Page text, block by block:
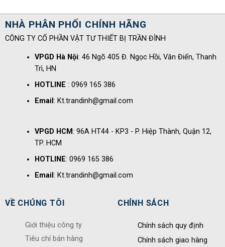
NHÀ PHÂN PHỐI CHÍNH HÃNG
CÔNG TY CỔ PHẦN VẬT TƯ THIẾT BỊ TRẦN ĐÌNH
VPGD Hà Nội: 46 Ngõ 405 Đ. Ngọc Hồi, Văn Điển, Thanh
Trì, HN
HOTLINE : 0969 165 386
Email : Kt.trandinh@gmail.com
VPGD HCM: 96A HT44 - KP3 - P. Hiệp Thành, Quận 12,
TP. HCM
HOTLINE: 0969 165 386
Email : Kt.trandinh@gmail.com
VỀ CHÚNG TÔI
Giới thiệu công ty
Tiêu chí bán hàng
CHÍNH SÁCH
Chính sách quy định
Chính sách giao hàng